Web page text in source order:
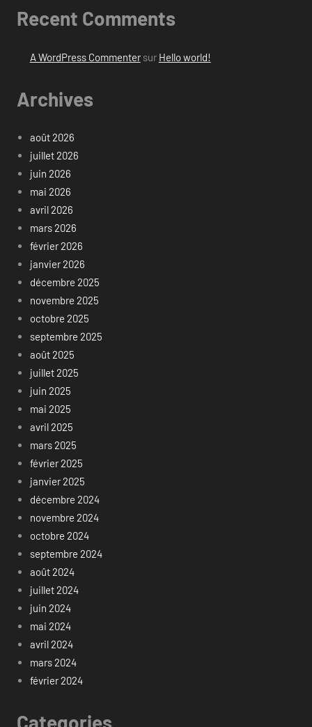
Recent Comments
A WordPress Commentersur Hello world!
Archives
août 2026
juillet 2026
juin 2026
mai 2026
avril 2026
mars 2026
février 2026
janvier 2026
décembre 2025
novembre 2025
octobre 2025
septembre 2025
août 2025
juillet 2025
juin 2025
mai 2025
avril 2025
mars 2025
février 2025
janvier 2025
décembre 2024
novembre 2024
octobre 2024
septembre 2024
août 2024
juillet 2024
juin 2024
mai 2024
avril 2024
mars 2024
février 2024